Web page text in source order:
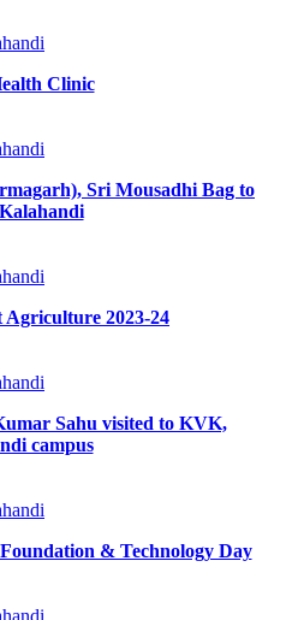
Clinic
Sri Mousadhi Bag to
Agriculture 2023-24
Sahu visited to KVK,
campus
& Technology Day